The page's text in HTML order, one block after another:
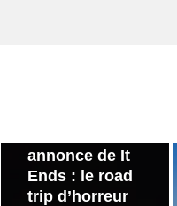
annonce de It
Ends : le road
trip d’horreur